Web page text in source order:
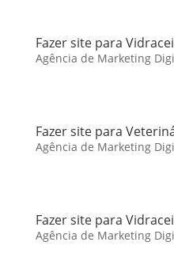
Fazer site para
Agência de Marketing
Fazer site para
Agência de Marketing
Fazer site para
Agência de Marketing